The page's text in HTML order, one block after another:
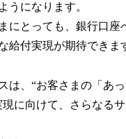
うになります。
にとっても、銀行口
給付実現が期待できま
は、“お客さまの「あ
に向けて、さらなる